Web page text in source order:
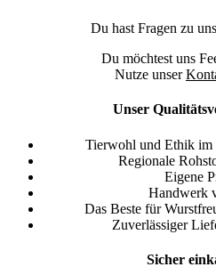
Du hast Fragen zu
Du möchtest uns
Nutze unser
Unser
Tierwohl und Ethik im
Regionale
Eigene
Handwerk
Das Beste für
Zuverlässiger
Sicher